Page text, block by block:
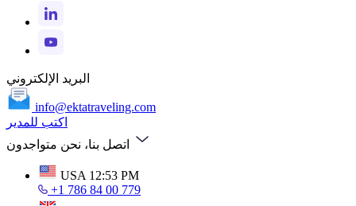
البريد الإلكتروني
info@ektatraveling.com
اكتب للمدير
اتصل بنا، نحن متواجدون
USA 12:53 PM
+1 786 84 00 779